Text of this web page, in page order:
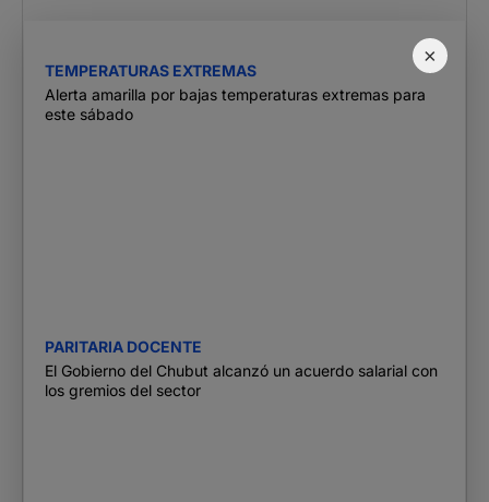
×
TEMPERATURAS EXTREMAS
Alerta amarilla por bajas temperaturas extremas para
este sábado
PARITARIA DOCENTE
El Gobierno del Chubut alcanzó un acuerdo salarial con
los gremios del sector